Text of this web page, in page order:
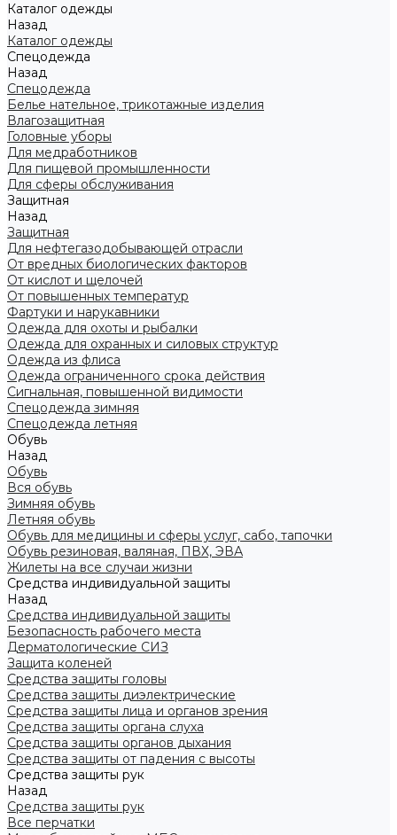
Каталог одежды
Назад
Каталог одежды
Спецодежда
Назад
Спецодежда
Белье нательное, трикотажные изделия
Влагозащитная
Головные уборы
Для медработников
Для пищевой промышленности
Для сферы обслуживания
Защитная
Назад
Защитная
Для нефтегазодобывающей отрасли
От вредных биологических факторов
От кислот и щелочей
От повышенных температур
Фартуки и нарукавники
Одежда для охоты и рыбалки
Одежда для охранных и силовых структур
Одежда из флиса
Одежда ограниченного срока действия
Сигнальная, повышенной видимости
Спецодежда зимняя
Спецодежда летняя
Обувь
Назад
Обувь
Вся обувь
Зимняя обувь
Летняя обувь
Обувь для медицины и сферы услуг, сабо, тапочки
Обувь резиновая, валяная, ПВХ, ЭВА
Жилеты на все случаи жизни
Средства индивидуальной защиты
Назад
Средства индивидуальной защиты
Безопасность рабочего места
Дерматологические СИЗ
Защита коленей
Средства защиты головы
Средства защиты диэлектрические
Средства защиты лица и органов зрения
Средства защиты органа слуха
Средства защиты органов дыхания
Средства защиты от падения с высоты
Средства защиты рук
Назад
Средства защиты рук
Все перчатки